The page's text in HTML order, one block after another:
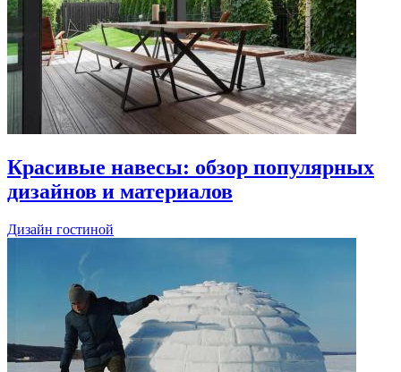
Красивые навесы: обзор популярных
дизайнов и материалов
Дизайн гостиной